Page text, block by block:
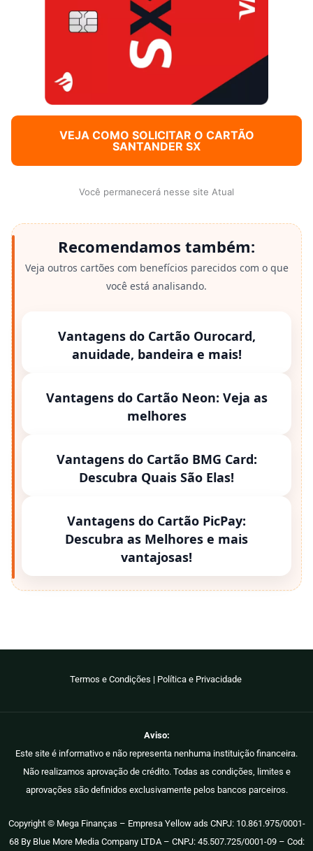
VEJA COMO SOLICITAR O CARTÃO
SANTANDER SX
Você permanecerá nesse site Atual
Recomendamos também:
Veja outros cartões com benefícios parecidos com o que
você está analisando.
Vantagens do Cartão Ourocard,
anuidade, bandeira e mais!
Vantagens do Cartão Neon: Veja as
melhores
Vantagens do Cartão BMG Card:
Descubra Quais São Elas!
Vantagens do Cartão PicPay:
Descubra as Melhores e mais
vantajosas!
Termos e Condições | Política e Privacidade
Aviso:
Este site é informativo e não representa nenhuma instituição financeira.
Não realizamos aprovação de crédito. Todas as condições, limites e
aprovações são definidos exclusivamente pelos bancos parceiros.
Copyright © Mega Finanças – Empresa Yellow ads CNPJ: 10.861.975/0001-
68 By Blue More Media Company LTDA – CNPJ: 45.507.725/0001-09 – Cod: